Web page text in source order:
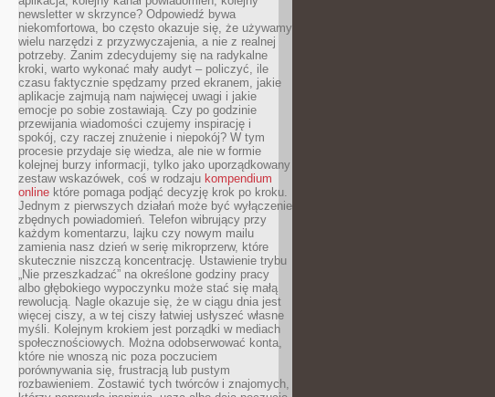
newsletter w skrzynce? Odpowiedź bywa
niekomfortowa, bo często okazuje się, że używamy
wielu narzędzi z przyzwyczajenia, a nie z realnej
potrzeby. Zanim zdecydujemy się na radykalne
kroki, warto wykonać mały audyt – policzyć, ile
czasu faktycznie spędzamy przed ekranem, jakie
aplikacje zajmują nam najwięcej uwagi i jakie
emocje po sobie zostawiają. Czy po godzinie
przewijania wiadomości czujemy inspirację i
spokój, czy raczej znużenie i niepokój? W tym
procesie przydaje się wiedza, ale nie w formie
kolejnej burzy informacji, tylko jako uporządkowany
zestaw wskazówek, coś w rodzaju kompendium
online które pomaga podjąć decyzję krok po kroku.
Jednym z pierwszych działań może być wyłączenie
zbędnych powiadomień. Telefon wibrujący przy
każdym komentarzu, lajku czy nowym mailu
zamienia nasz dzień w serię mikroprzerw, które
skutecznie niszczą koncentrację. Ustawienie trybu
„Nie przeszkadzać” na określone godziny pracy
albo głębokiego wypoczynku może stać się małą
rewolucją. Nagle okazuje się, że w ciągu dnia jest
więcej ciszy, a w tej ciszy łatwiej usłyszeć własne
myśli. Kolejnym krokiem jest porządki w mediach
społecznościowych. Można odobserwować konta,
które nie wnoszą nic poza poczuciem
porównywania się, frustracją lub pustym
rozbawieniem. Zostawić tych twórców i znajomych,